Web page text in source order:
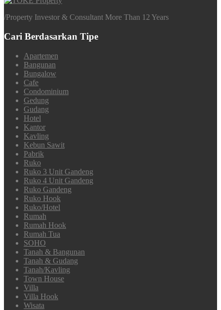
/Property Investor & Consultant More Than 12 Years
Cari Berdasarkan Tipe
Apartemen
Bangunan
Bungalow
Cafe
Condominium
Gedung
Gudang
Hotel
Kantor
Kavling
Kebun Sawit
Pabrik
Ruko
Ruko 3 Unit Gandeng
Ruko 4 Unit Gandeng
Ruko Gandeng
Ruko Hook
Ruko/Hotel
Rumah
Rumah Hook
Rumah Tua
SOHO
Tanah & Bangunan
Tanah & Gudang
Tanah/Kavling
Town House
Villa
Villa Hook
Wisata